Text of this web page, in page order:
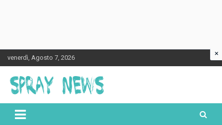
to
content
venerdì, Agosto 7, 2026
Spraynews.it
×